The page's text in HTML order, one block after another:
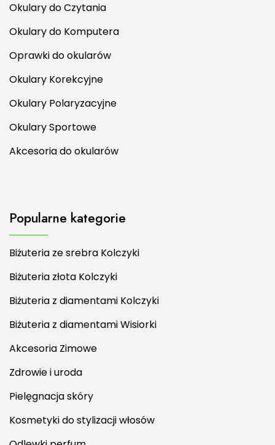
Okulary do Czytania
Okulary do Komputera
Oprawki do okularów
Okulary Korekcyjne
Okulary Polaryzacyjne
Okulary Sportowe
Akcesoria do okularów
Popularne kategorie
Biżuteria ze srebra Kolczyki
Biżuteria złota Kolczyki
Biżuteria z diamentami Kolczyki
Biżuteria z diamentami Wisiorki
Akcesoria Zimowe
Zdrowie i uroda
Pielęgnacja skóry
Kosmetyki do stylizacji włosów